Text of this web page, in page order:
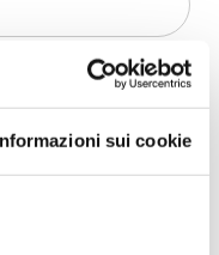
sui cookie